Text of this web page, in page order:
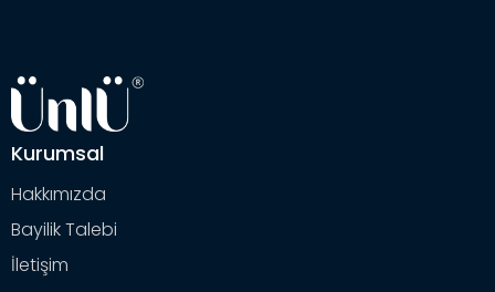
Kurumsal
Hakkımızda
Bayilik Talebi
İletişim